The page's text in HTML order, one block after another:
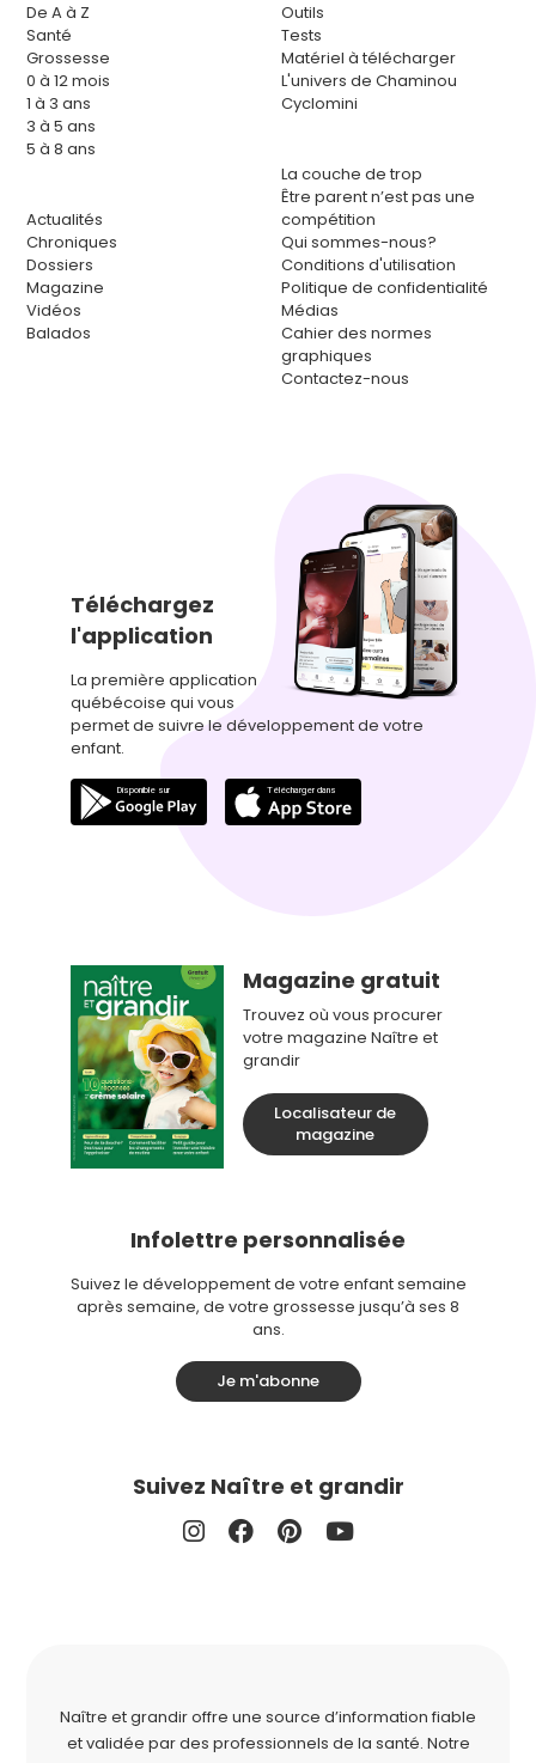
De A à Z
Santé
Grossesse
0 à 12 mois
1 à 3 ans
3 à 5 ans
5 à 8 ans
Actualités
Chroniques
Dossiers
Magazine
Vidéos
Balados
Outils
Tests
Matériel à télécharger
L'univers de Chaminou
Cyclomini
La couche de trop
Être parent n’est pas une
compétition
Qui sommes-nous?
Conditions d'utilisation
Politique de confidentialité
Médias
Cahier des normes
graphiques
Contactez-nous
Téléchargez
l'application
La première application
québécoise qui vous
permet de suivre le développement de votre
enfant.
Magazine gratuit
Trouvez où vous procurer
votre magazine Naître et
grandir
Localisateur de
magazine
Infolettre personnalisée
Suivez le développement de votre enfant semaine
après semaine, de votre grossesse jusqu’à ses 8
ans.
Je m'abonne
Suivez Naître et grandir
Naître et grandir offre une source d’information fiable
et validée par des professionnels de la santé. Notre